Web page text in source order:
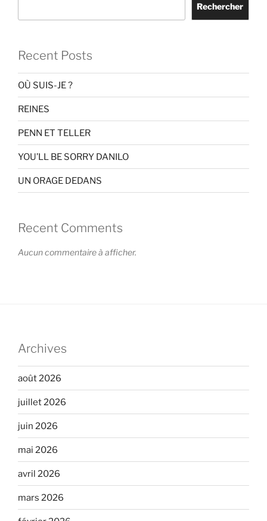
Rechercher
Recent Posts
OÙ SUIS-JE ?
REINES
PENN ET TELLER
YOU’LL BE SORRY DANILO
UN ORAGE DEDANS
Recent Comments
Aucun commentaire à afficher.
Archives
août 2026
juillet 2026
juin 2026
mai 2026
avril 2026
mars 2026